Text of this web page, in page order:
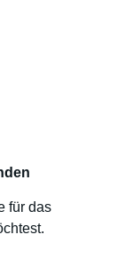
für das